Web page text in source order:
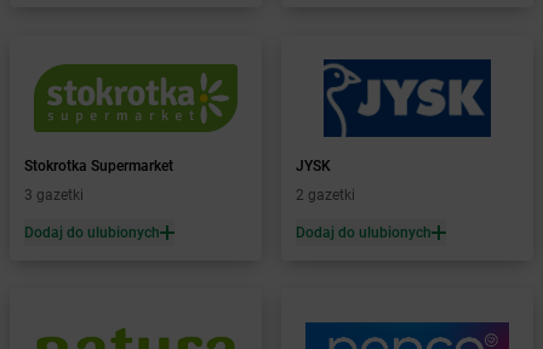
Żabka Bielsk Podlaski
Żabka Bielsko
Żabka Bielsko-Biała
Żabka Bieniewice
Żabka Bieruń
Żabka Bieżuń
Żabka
Biórków Mały
Stokrotka Supermarket
3 gazetki
Dodaj do ulubionych
JYSK
2 gazetki
Dodaj do ulubionych